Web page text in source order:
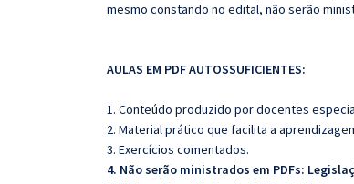
mesmo constando no edital, não serão
AULAS EM PDF AUTOSSUFICIENTES:
1. Conteúdo produzido por docentes
2. Material prático que facilita a
3. Exercícios comentados.
4. Não serão ministrados em PDFs: